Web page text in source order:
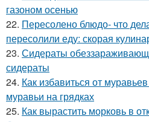
газоном осенью
22. Пересолено блюдо- что
пересолили еду: скорая
23. Сидераты
сидераты
24. Как избавиться от
муравьи на грядках
25. Как вырастить морковь в